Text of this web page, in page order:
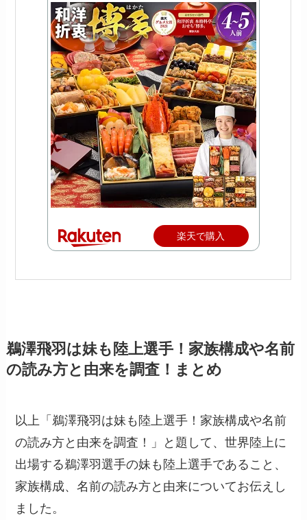
楽天で購入
鵜澤飛羽は妹も陸上選手！家族構成や名前
の読み方と由来を調査！まとめ
以上「鵜澤飛羽は妹も陸上選手！家族構成や名前
の読み方と由来を調査！」と題して、世界陸上に
出場する鵜澤羽選手の妹も陸上選手であること、
家族構成、名前の読み方と由来についてお伝えし
ました。